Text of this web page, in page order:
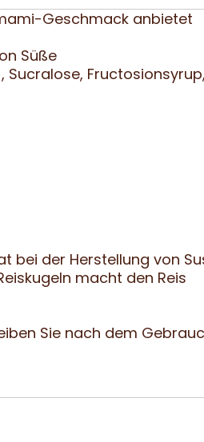
Geschmack anbietet
Süße
Sucralose, Fructosionsyrup,
bei der Herstellung von
macht den Reis
Sie nach dem